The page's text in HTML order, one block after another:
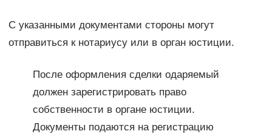
С указанными документами стороны могут
отправиться к нотариусу или в орган юстиции.
После оформления сделки одаряемый
должен зарегистрировать право
собственности в органе юстиции.
Документы подаются на регистрацию